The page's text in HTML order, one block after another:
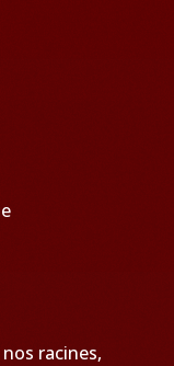
racines,